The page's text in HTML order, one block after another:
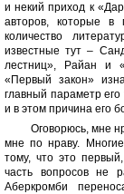
и некий приход к
авторов, которые в
количество
известные тут –
лестниц», Райан и
«Первый закон»
главный параметр
и в этом причина его
Оговорюсь, мне
мне по нраву.
тому, что это
часть вопросов не
Аберкромби